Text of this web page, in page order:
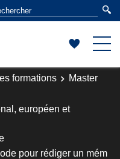
formations
Master
européen et
pour rédiger un mém